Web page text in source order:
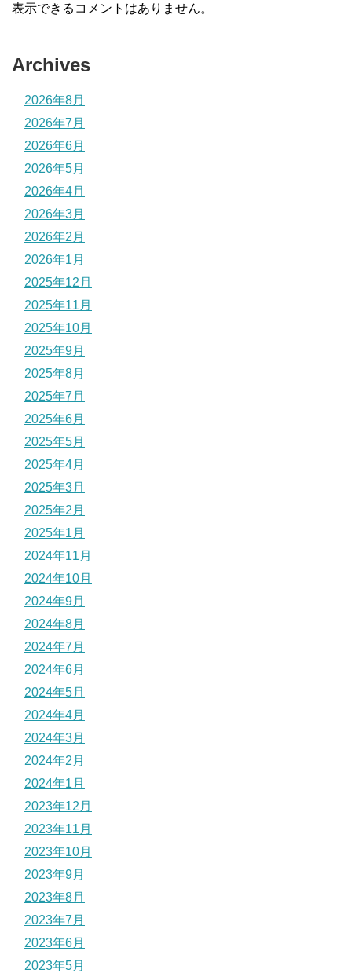
表示できるコメントはありません。
Archives
2026年8月
2026年7月
2026年6月
2026年5月
2026年4月
2026年3月
2026年2月
2026年1月
2025年12月
2025年11月
2025年10月
2025年9月
2025年8月
2025年7月
2025年6月
2025年5月
2025年4月
2025年3月
2025年2月
2025年1月
2024年11月
2024年10月
2024年9月
2024年8月
2024年7月
2024年6月
2024年5月
2024年4月
2024年3月
2024年2月
2024年1月
2023年12月
2023年11月
2023年10月
2023年9月
2023年8月
2023年7月
2023年6月
2023年5月